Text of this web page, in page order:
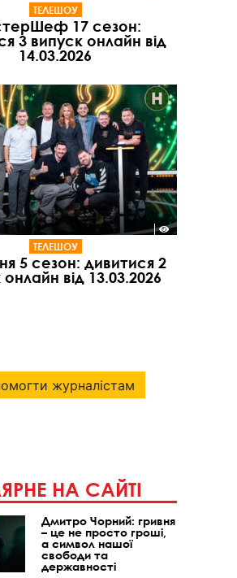
ТЕЛЕШОУ
17 сезон:
3 випуск онлайн від
14.03.2026
ТЕЛЕШОУ
5 сезон: дивитися 2
від 13.03.2026
журналістам
НА САЙТІ
Дмитро Чорний: гривня
– це не просто гроші,
а символ нашої
свободи та
державності